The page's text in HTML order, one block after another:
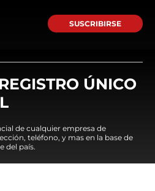
SUSCRIBIRSE
ÚNICO
de cualquier empresa de
teléfono, y mas en la base de
del país.